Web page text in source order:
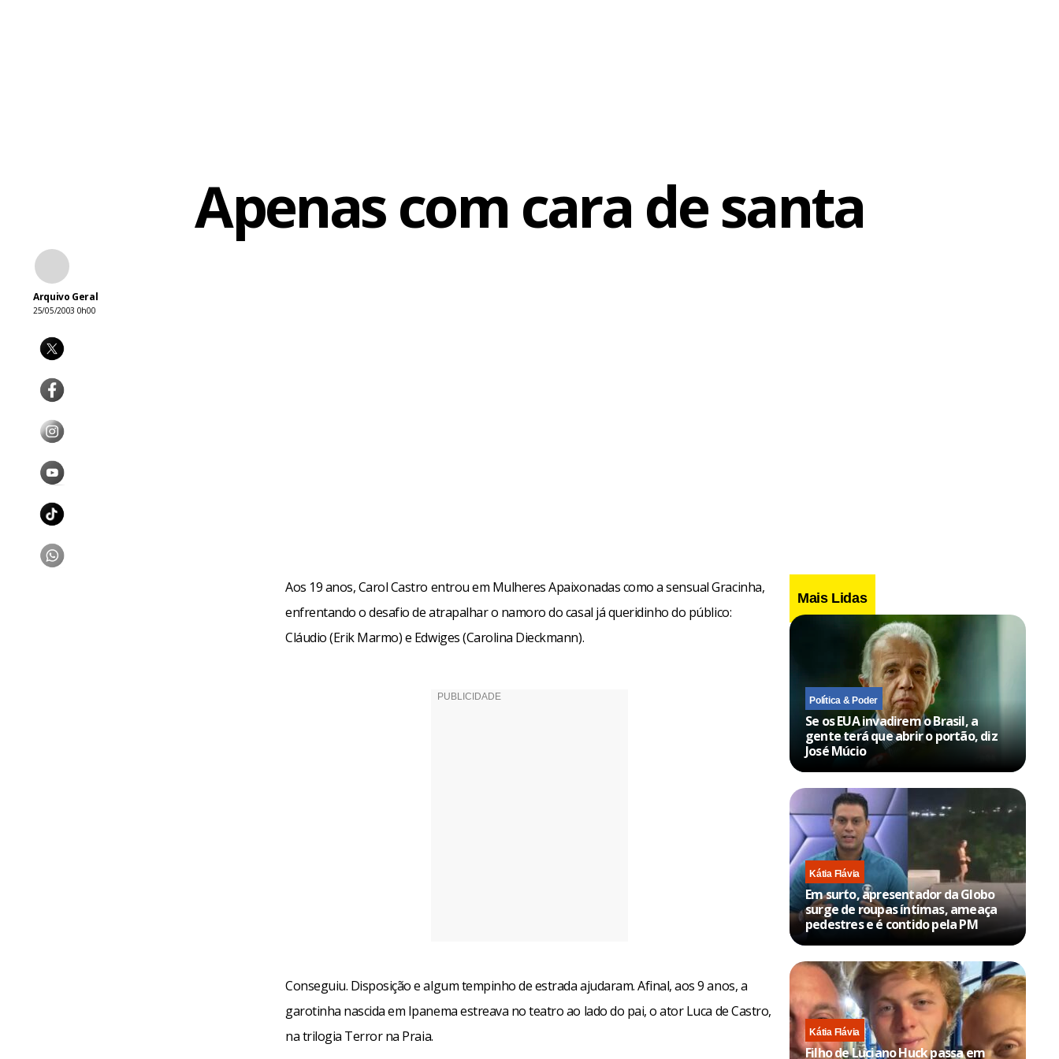
Apenas com cara de santa
Arquivo Geral
25/05/2003 0h00
Aos 19 anos, Carol Castro entrou em Mulheres Apaixonadas como a sensual Gracinha,
enfrentando o desafio de atrapalhar o namoro do casal já queridinho do público:
Cláudio (Erik Marmo) e Edwiges (Carolina Dieckmann).
Conseguiu. Disposição e algum tempinho de estrada ajudaram. Afinal, aos 9 anos, a
garotinha nascida em Ipanema estreava no teatro ao lado do pai, o ator Luca de Castro,
na trilogia Terror na Praia.
Mais Lidas
Política & Poder
Se os EUA invadirem o Brasil, a
gente terá que abrir o portão, diz
José Múcio
Kátia Flávia
Em surto, apresentador da Globo
surge de roupas íntimas, ameaça
pedestres e é contido pela PM
Kátia Flávia
Filho de Luciano Huck passa em